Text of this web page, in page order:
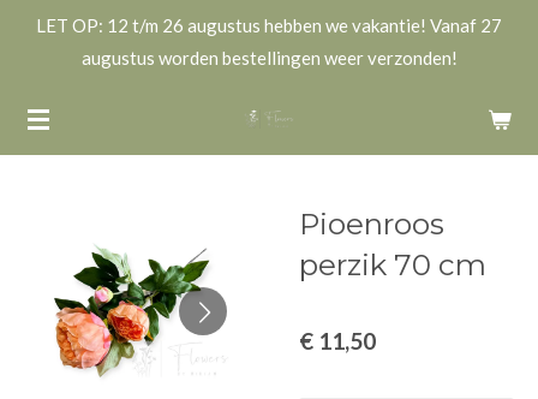
de
hoofdinhoud
LET OP: 12 t/m 26 augustus hebben we vakantie! Vanaf 27
augustus worden bestellingen weer verzonden!
Pioenroos
perzik 70 cm
€ 11,50